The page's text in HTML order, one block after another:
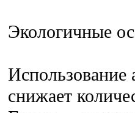
Экологичные
снижает